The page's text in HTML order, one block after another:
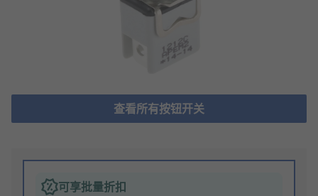
查看所有按钮开关
可享批量折扣